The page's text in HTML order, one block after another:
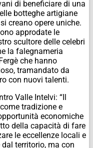
di beneficiare di una
botteghe artigiane
creano opere uniche.
approdate le
scultore delle celebri
la falegnameria
che hanno
tramandato da
con nuovi talenti.
Valle Intelvi: “Il
tradizione e
economiche
della capacità di fare
le eccellenze locali e
territorio, ma con